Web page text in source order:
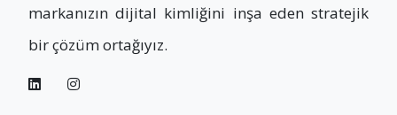
markanızın dijital kimliğini inşa eden stratejik
bir çözüm ortağıyız.